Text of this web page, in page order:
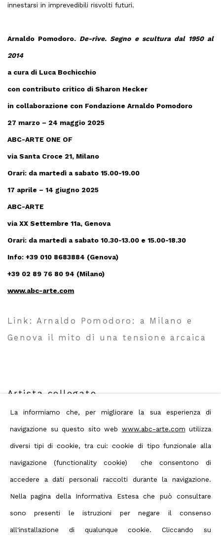
innestarsi in imprevedibili risvolti futuri.
Arnaldo Pomodoro. De-rive. Segno e scultura dal 1950 al
2014
a cura di Luca Bochicchio
con contributo critico di Sharon Hecker
in collaborazione con Fondazione Arnaldo Pomodoro
27 marzo – 24 maggio 2025
ABC-ARTE ONE OF
via Santa Croce 21, Milano
Orari: da martedì a sabato 15.00-19.00
17 aprile – 14 giugno 2025
ABC-ARTE
via XX Settembre 11a, Genova
Orari: da martedì a sabato 10.30-13.00 e 15.00-18.30
Info: +39 010 8683884 (Genova)
+39 02 89 76 80 94 (Milano)
www.abc-arte.com
Link: Arnaldo Pomodoro: a Milano e
Genova il mito di una tensione arcaica
Artista collegato
Arnaldo Pomodoro
Privacy Policy
Manage cookies
La informiamo che, per migliorare la sua esperienza di
navigazione su questo sito web www.abc-arte.com utilizza
diversi tipi di cookie, tra cui: cookie di tipo funzionale alla
navigazione (functionality cookie) che consentono di
accedere a dati personali raccolti durante la navigazione.
Nella pagina della Informativa Estesa che può consultare
sono presenti le istruzioni per negare il consenso
all'installazione di qualunque cookie. Cliccando su